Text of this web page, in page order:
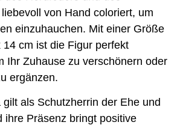
von Hand coloriert, um
einzuhauchen. Mit einer Größe
cm ist die Figur perfekt
Ihr Zuhause zu verschönern oder
ergänzen.
als Schutzherrin der Ehe und
ihre Präsenz bringt positive